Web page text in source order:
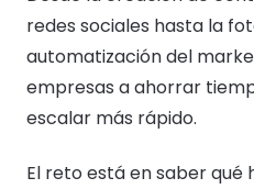
redes sociales hasta la
automatización del
empresas a ahorrar
escalar más rápido.
El reto está en saber